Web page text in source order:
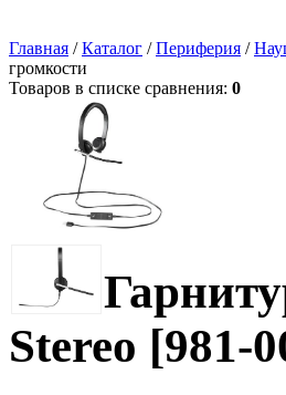
Главная /Каталог /Периферия /
громкости
Товаров в списке сравнения: 0
Stereo [981-